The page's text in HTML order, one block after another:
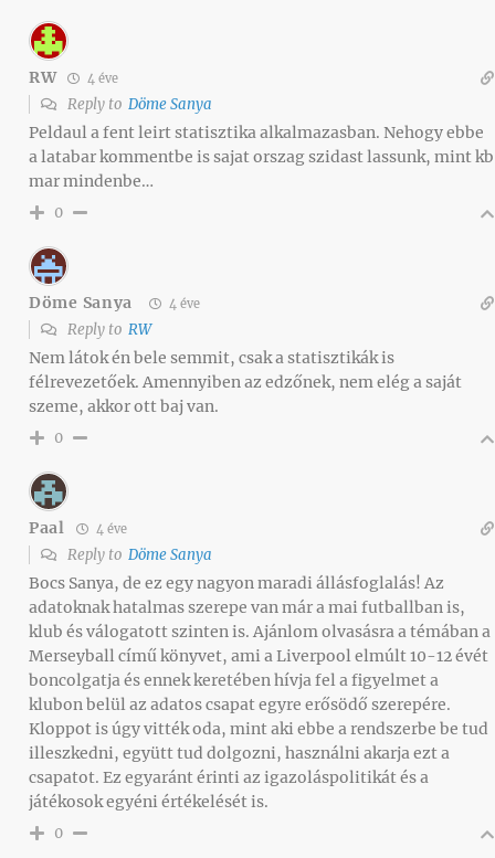
RW 4 éve
Reply to Döme Sanya
Peldaul a fent leirt statisztika alkalmazasban. Nehogy ebbe
a latabar kommentbe is sajat orszag szidast lassunk, mint kb
mar mindenbe…
0
Döme Sanya 4 éve
Reply to RW
Nem látok én bele semmit, csak a statisztikák is
félrevezetőek. Amennyiben az edzőnek, nem elég a saját
szeme, akkor ott baj van.
0
Paal 4 éve
Reply to Döme Sanya
Bocs Sanya, de ez egy nagyon maradi állásfoglalás! Az
adatoknak hatalmas szerepe van már a mai futballban is,
klub és válogatott szinten is. Ajánlom olvasásra a témában a
Merseyball című könyvet, ami a Liverpool elmúlt 10-12 évét
boncolgatja és ennek keretében hívja fel a figyelmet a
klubon belül az adatos csapat egyre erősödő szerepére.
Kloppot is úgy vitték oda, mint aki ebbe a rendszerbe be tud
illeszkedni, együtt tud dolgozni, használni akarja ezt a
csapatot. Ez egyaránt érinti az igazoláspolitikát és a
játékosok egyéni értékelését is.
0